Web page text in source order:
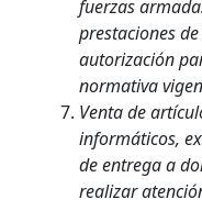
fuerzas
prestaciones
autorización
normativa
Venta de
informáticos,
de entrega a
realizar